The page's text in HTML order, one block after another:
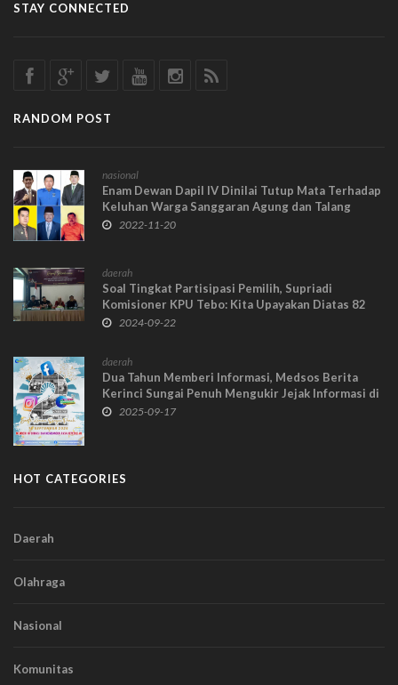
STAY CONNECTED
RANDOM POST
nasional
Enam Dewan Dapil IV Dinilai Tutup Mata Terhadap
Keluhan Warga Sanggaran Agung dan Talang
Kemulun, Bakal Ada Aksi Boikot 2024?
2022-11-20
daerah
Soal Tingkat Partisipasi Pemilih, Supriadi
Komisioner KPU Tebo: Kita Upayakan Diatas 82
Persen
2024-09-22
daerah
Dua Tahun Memberi Informasi, Medsos Berita
Kerinci Sungai Penuh Mengukir Jejak Informasi di
Ranah Digital
2025-09-17
HOT CATEGORIES
Daerah
Olahraga
Nasional
Komunitas